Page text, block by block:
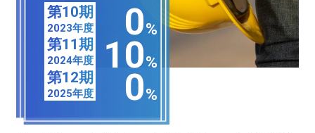
第10期
2023年度 0%
第11期
2024年度 10%
第12期
2025年度 0%